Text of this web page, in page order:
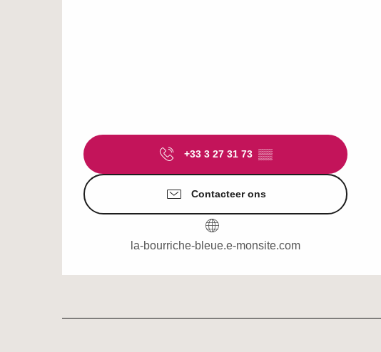
+33 3 27 31 73 ▒▒
Contacteer ons
la-bourriche-bleue.e-monsite.com